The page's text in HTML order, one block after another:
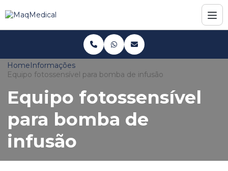
HomeInformações
Equipo fotossensível para bomba de infusão
Equipo fotossensível
para bomba de
infusão